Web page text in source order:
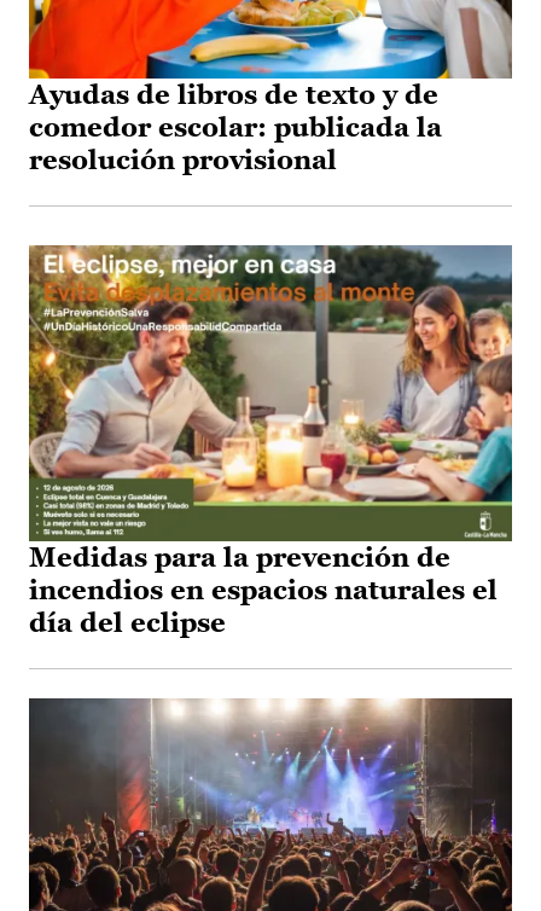
Ayudas de libros de texto y de
comedor escolar: publicada la
resolución provisional
Medidas para la prevención de
incendios en espacios naturales el
día del eclipse